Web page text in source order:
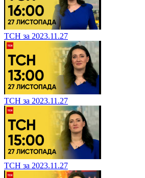
ТСН за 2023.11.27
ТСН за 2023.11.27
ТСН за 2023.11.27